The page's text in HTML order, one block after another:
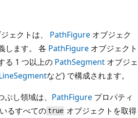
ェクトは、 PathFigure オブジェク
します。 各 PathFigure オブジェクト
る 1 つ以上の PathSegment オブジェ
など) で構成されます。
ぶし領域は、 PathFigure プロパティ
るすべてのtrue オブジェクトを取得